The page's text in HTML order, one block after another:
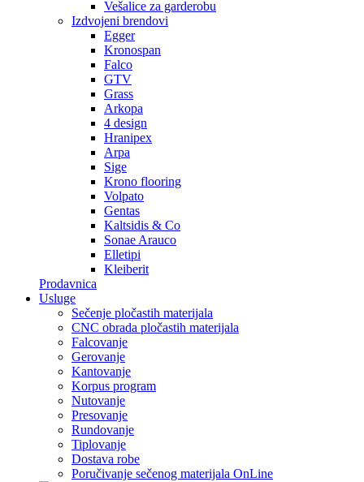
Vešalice za garderobu
Izdvojeni brendovi
Egger
Kronospan
Falco
GTV
Grass
Arkopa
4 design
Hranipex
Arpa
Sige
Krono flooring
Volpato
Gentas
Kaltsidis & Co
Sonae Arauco
Elletipi
Kleiberit
Prodavnica
Usluge
Sečenje pločastih materijala
CNC obrada pločastih materijala
Falcovanje
Gerovanje
Kantovanje
Korpus program
Nutovanje
Presovanje
Rundovanje
Tiplovanje
Dostava robe
Poručivanje sečenog materijala OnLine